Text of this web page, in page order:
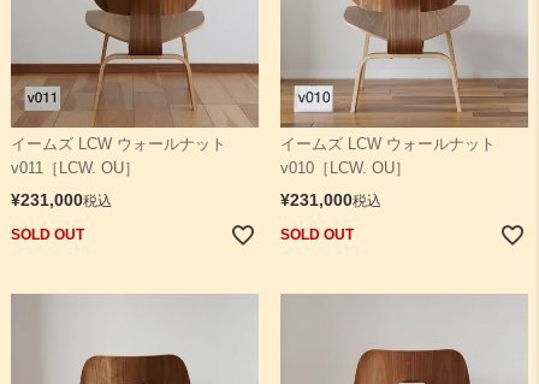
イームズ LCW ウォールナット
v011［LCW. OU］
¥231,000税込
SOLD OUT
イームズ LCW ウォールナット
v010［LCW. OU］
¥231,000税込
SOLD OUT